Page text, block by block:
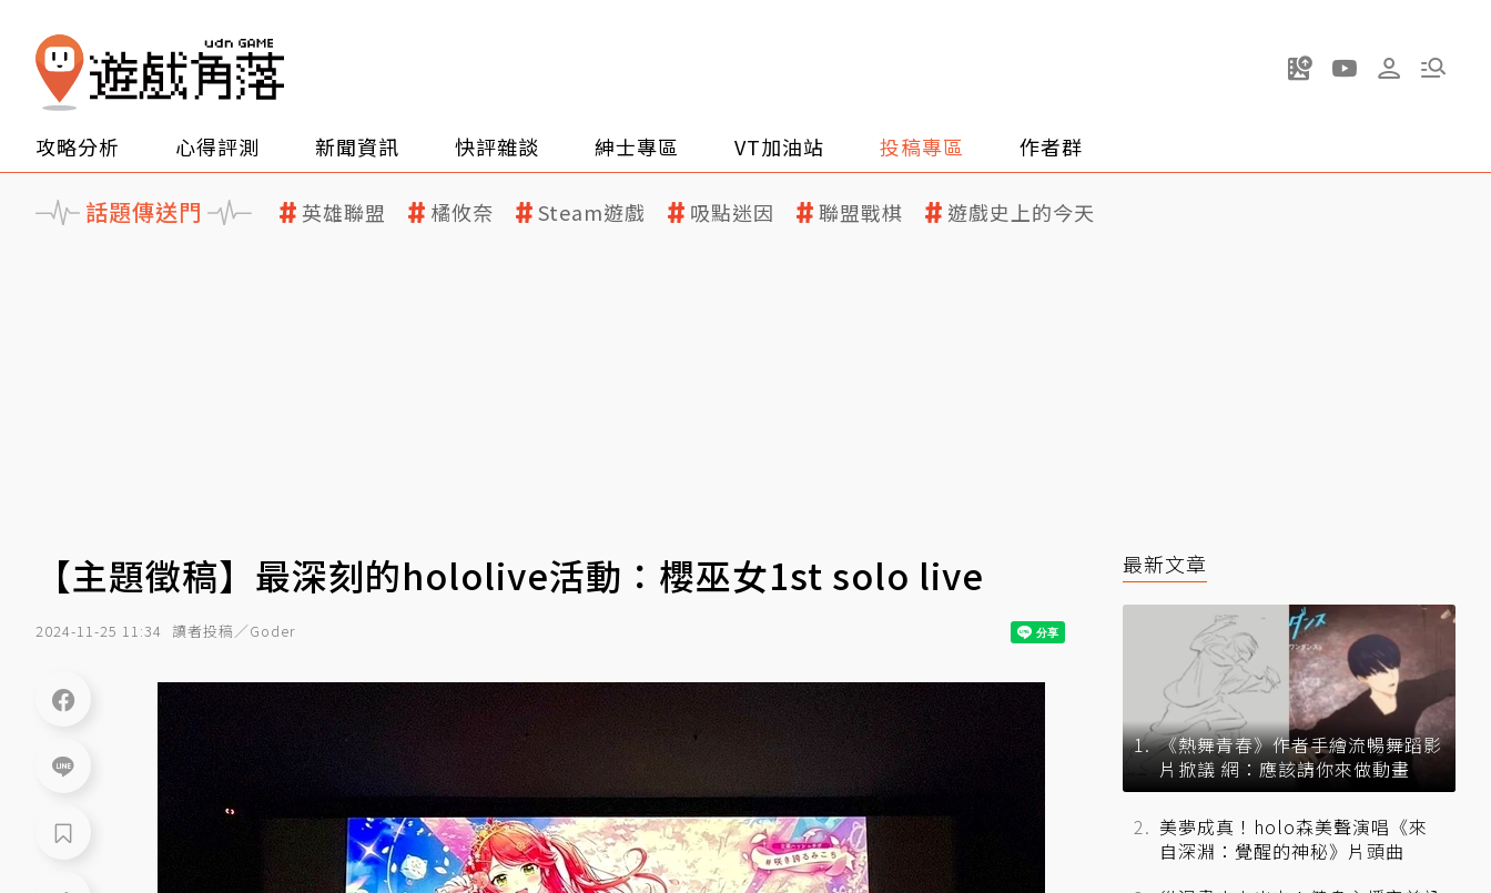
攻略分析 心得評測 新聞資訊 快評雜談 紳士專區 VT加油站 投稿專區 作者群
話題傳送門 英雄聯盟 橘攸奈 Steam遊戲 吸點迷因 聯盟戰棋 遊戲史上的今天
【主題徵稿】最深刻的hololive活動：櫻巫女1st solo live
2024-11-25 11:34 讀者投稿／Goder
最新文章
《熱舞青春》作者手繪流暢舞蹈影
片掀議 網：應該請你來做動畫
美夢成真！holo森美聲演唱《來
自深淵：覺醒的神秘》片頭曲